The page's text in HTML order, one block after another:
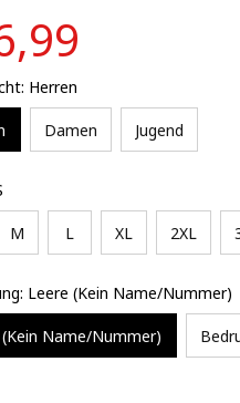
Herren
Damen Jugend
M L XL 2XL
Leere (Kein Name/Nummer)
Name/Nummer)